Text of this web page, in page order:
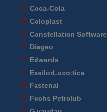
Coca-Cola
Coloplast
Constellation Software
Diageo
Edwards
EssilorLuxottica
Fastenal
Fuchs Petrolub